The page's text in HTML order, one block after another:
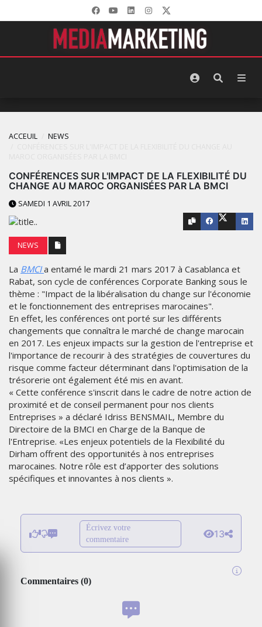
ACCEUIL
NEWS
CONFÉRENCES SUR L'IMPACT DE LA FLEXIBILITÉ DU
CHANGE AU MAROC ORGANISÉES PAR LA BMCI
SAMEDI 1 AVRIL 2017
NEWS
La BMCIa entamé le mardi 21 mars 2017 à Casablanca et
Rabat, son cycle de conférences Corporate Banking sous le
thème : "Impact de la libéralisation du change sur l'économie
et le fonctionnement des entreprises marocaines".
En effet, les conférences ont porté sur les différents
changements que connaîtra le marché de change marocain
en 2017. Les enjeux impacts sur la gestion de l'entreprise et
l'importance de recourir à des stratégies de couvertures du
risque comme facteur déterminant dans l'optimisation de la
trésorerie ont également été mis en avant.
« Cette conférence s'inscrit dans le cadre de notre action de
proximité et de conseil permanent pour nos clients
Entreprises » a déclaré Idriss BENSMAIL, Membre du
Directoire de la BMCI en Charge de la Banque de
l'Entreprise. «Les enjeux potentiels de la Flexibilité du
Dirham offrent des opportunités à nos entreprises
marocaines. Notre rôle est d’apporter des solutions
spécifiques et innovantes à nos clients ».
Écrivez votre
commentaire
13
Commentaires (0)